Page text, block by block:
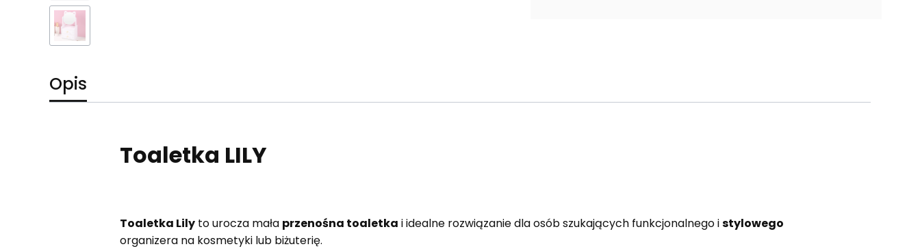
Opis
Toaletka LILY
Toaletka Lilyto urocza mała przenośna toaletka i idealne rozwiązanie dla osób szukających funkcjonalnego istylowego
organizera na kosmetyki lub biżuterię.